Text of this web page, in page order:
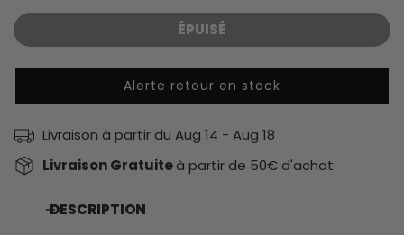
ÉPUISÉ
Alerte retour en stock
Livraison à partir du Aug 14 - Aug 18
Livraison Gratuiteà partir de 50€ d'achat
DESCRIPTION